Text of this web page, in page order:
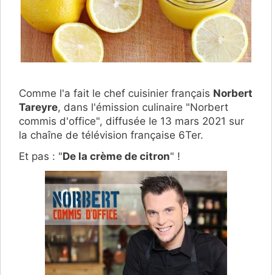
Comme l'a fait le chef cuisinier français Norbert
Tareyre, dans l'émission culinaire "Norbert
commis d'office", diffusée le 13 mars 2021 sur
la chaîne de télévision française 6Ter.
Et pas : "De la crème de citron" !